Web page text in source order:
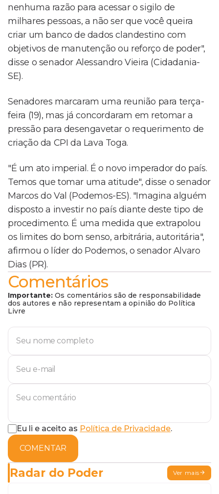
nenhuma razão para acessar o sigilo de
milhares pessoas, a não ser que você queira
criar um banco de dados clandestino com
objetivos de manutenção ou reforço de poder",
disse o senador Alessandro Vieira (Cidadania-
SE).
Senadores marcaram uma reunião para terça-
feira (19), mas já concordaram em retomar a
pressão para desengavetar o requerimento de
criação da CPI da Lava Toga.
"É um ato imperial. É o novo imperador do país.
Temos que tomar uma atitude", disse o senador
Marcos do Val (Podemos-ES). "Imagina alguém
disposto a investir no país diante deste tipo de
procedimento. É uma medida que extrapolou
os limites do bom senso, arbitrária, autoritária",
afirmou o líder do Podemos, o senador Alvaro
Dias (PR).
Comentários
Importante: Os comentários são de responsabilidade
dos autores e não representam a opinião do Política
Livre
Eu li e aceito as Política de Privacidade.
COMENTAR
Radar do Poder Ver mais